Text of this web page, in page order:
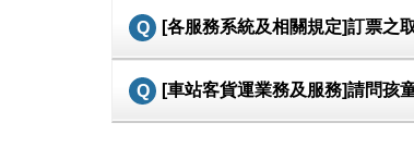
[各服務系統及相關規定]訂票之
[車站客貨運業務及服務]請問孩